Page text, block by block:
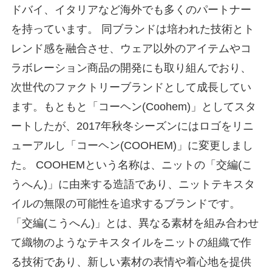
ドバイ、イタリアなど海外でも多くのパートナー
を持っています。 同ブランドは培われた技術とト
レンド感を融合させ、ウェア以外のアイテムやコ
ラボレーション商品の開発にも取り組んでおり、
次世代のファクトリーブランドとして成長してい
ます。もともと「コーヘン(Coohem)」としてスタ
ートしたが、2017年秋冬シーズンにはロゴをリニ
ューアルし「コーヘン(COOHEM)」に変更しまし
た。 COOHEMという名称は、ニットの「交編(こ
うへん)」に由来する造語であり、ニットテキスタ
イルの無限の可能性を追求するブランドです。
「交編(こうへん)」とは、異なる素材を組み合わせ
て織物のようなテキスタイルをニットの組織で作
る技術であり、新しい素材の表情や着心地を提供